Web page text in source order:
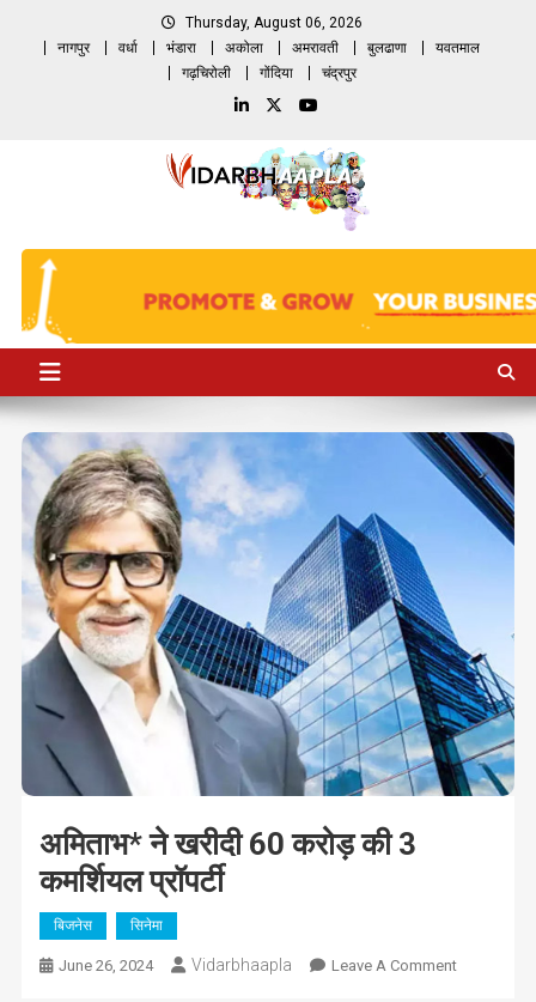
Thursday, August 06, 2026
नागपुर
वर्धा भंडारा अकोला अमरावती बुलढाणा
यवतमाल
गढ़चिरोली
गोंदिया चंद्रपुर
अमिताभ* ने खरीदी 60 करोड़ की 3
कमर्शियल प्रॉपर्टी
बिजनेस सिनेमा
June 26, 2024 Vidarbhaapla Leave A CommentOn